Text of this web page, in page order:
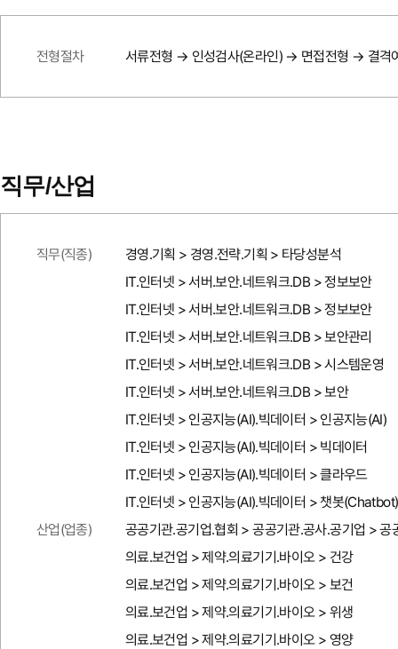
전형절차 서류전형 → 인성검사(온라인) → 면접전형 → 결격
직무/산업
직무(직종)
경영.기획 > 경영.전략.기획 > 타당성분석
IT.인터넷 > 서버.보안.네트워크.DB > 정보보안
IT.인터넷 > 서버.보안.네트워크.DB > 정보보안
IT.인터넷 > 서버.보안.네트워크.DB > 보안관리
IT.인터넷 > 서버.보안.네트워크.DB > 시스템운영
IT.인터넷 > 서버.보안.네트워크.DB > 보안
IT.인터넷 > 인공지능(AI).빅데이터 > 인공지능(AI)
IT.인터넷 > 인공지능(AI).빅데이터 > 빅데이터
IT.인터넷 > 인공지능(AI).빅데이터 > 클라우드
IT.인터넷 > 인공지능(AI).빅데이터 > 챗봇(Chatbot)
산업(업종)
공공기관.공기업.협회 > 공공기관.공사.공기업 > 공
의료.보건업 > 제약.의료기기.바이오 > 건강
의료.보건업 > 제약.의료기기.바이오 > 보건
의료.보건업 > 제약.의료기기.바이오 > 위생
의료.보건업 > 제약.의료기기.바이오 > 영양